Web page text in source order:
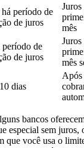
período de
de juros
mês
período de
de juros
mês
dias
Após
bancos
especial sem
que você usa o